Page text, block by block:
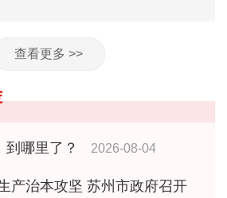
查看更多 >>
到哪里了？ 2026-08-04
产治本攻坚 苏州市政府召开